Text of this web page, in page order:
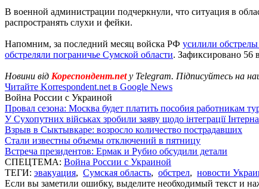
В военной администрации подчеркнули, что ситуация в
распространять слухи и фейки.
Напомним, за последний месяц войска РФ усилили
обстреляли пограничье Сумской области. Зафиксировано 56
Новини від Кореспондент.netу Telegram. Підписуйтесь на
Читайте Korrespondent.net в Google News
Война России с Украиной
Провал сезона: Москва будет платить пособия работникам
У Сухопутних військах зробили заяву щодо інтеграції
Взрыв в Сыктывкаре: возросло количество пострадавших
Стали известны объемы отключений в пятницу
Встреча президентов: Ермак и Рубио обсудили детали
СПЕЦТЕМА: Война России с Украиной
ТЕГИ: эвакуация, Сумская область, обстрел, новости
Если вы заметили ошибку, выделите необходимый текст и